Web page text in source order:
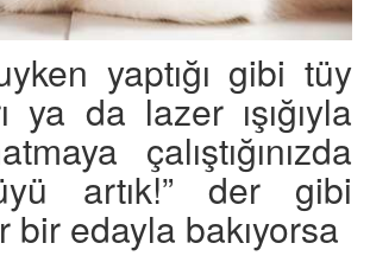
yaptığı gibi tüy
ya da lazer ışığıyla
çalıştığınızda
artık!” der gibi
bir edayla bakıyorsa